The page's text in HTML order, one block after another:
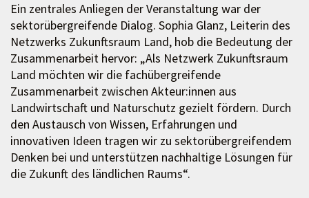
Ein zentrales Anliegen der Veranstaltung war der
sektorübergreifende Dialog. Sophia Glanz, Leiterin des
Netzwerks Zukunftsraum Land, hob die Bedeutung der
Zusammenarbeit hervor: „Als Netzwerk Zukunftsraum
Land möchten wir die fachübergreifende
Zusammenarbeit zwischen Akteur:innen aus
Landwirtschaft und Naturschutz gezielt fördern. Durch
den Austausch von Wissen, Erfahrungen und
innovativen Ideen tragen wir zu sektorübergreifendem
Denken bei und unterstützen nachhaltige Lösungen für
die Zukunft des ländlichen Raums“.